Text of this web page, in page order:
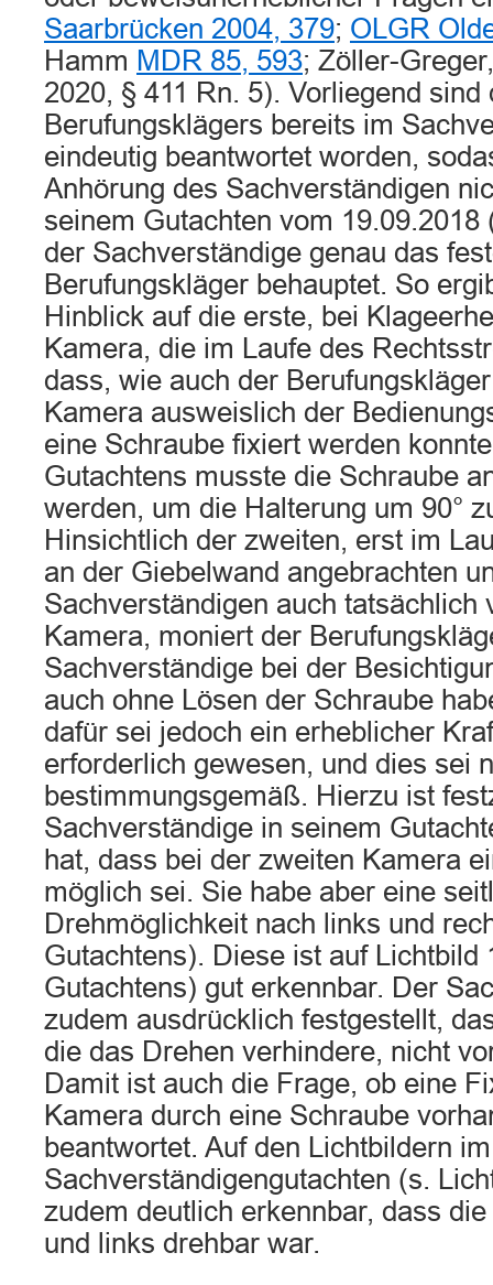
Saarbrücken 2004, 379; OLGR
Hamm MDR 85, 593; Zöller-
2020, § 411 Rn. 5). Vorliegend sind
Berufungsklägers bereits im
eindeutig beantwortet worden,
Anhörung des Sachverständigen
seinem Gutachten vom 19.09.2018
der Sachverständige genau das
Berufungskläger behauptet. So
Hinblick auf die erste, bei
Kamera, die im Laufe des
dass, wie auch der
Kamera ausweislich der
eine Schraube fixiert werden
Gutachtens musste die Schraube
werden, um die Halterung um 90°
Hinsichtlich der zweiten, erst im
an der Giebelwand angebrachten
Sachverständigen auch tatsächlich
Kamera, moniert der
Sachverständige bei der
auch ohne Lösen der Schraube
dafür sei jedoch ein erheblicher
erforderlich gewesen, und dies sei
bestimmungsgemäß. Hierzu ist
Sachverständige in seinem
hat, dass bei der zweiten Kamera
möglich sei. Sie habe aber eine
Drehmöglichkeit nach links und
Gutachtens). Diese ist auf Lichtbild
Gutachtens) gut erkennbar. Der
zudem ausdrücklich festgestellt,
die das Drehen verhindere, nicht
Damit ist auch die Frage, ob eine
Kamera durch eine Schraube
beantwortet. Auf den Lichtbildern im
Sachverständigengutachten (s.
zudem deutlich erkennbar, dass
und links drehbar war.